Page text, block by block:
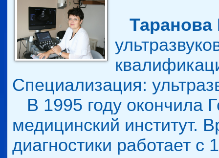
Таранова
Специализация:
В 1995 году окончила
медицинский институт.
диагностики работает с